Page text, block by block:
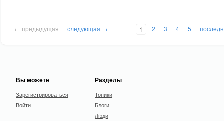
← предыдущая следующая → 1 2 3 4 5
Вы можете
Зарегистрироваться
Войти
Разделы
Топики
Блоги
Люди